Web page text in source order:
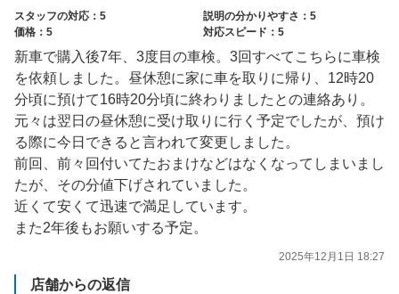
スタッフの対応：5
説明の分かりやすさ：5
価格：5
対応スピード：5
新車で購入後7年、3度目の車検。3回すべてこちらに車検
を依頼しました。昼休憩に家に車を取りに帰り、12時20
分頃に預けて16時20分頃に終わりましたとの連絡あり。
元々は翌日の昼休憩に受け取りに行く予定でしたが、預け
る際に今日できると言われて変更しました。
前回、前々回付いてたおまけなどはなくなってしまいまし
たが、その分値下げされていました。
近くて安くて迅速で満足しています。
また2年後もお願いする予定。
2025年12月1日 18:27
店舗からの返信